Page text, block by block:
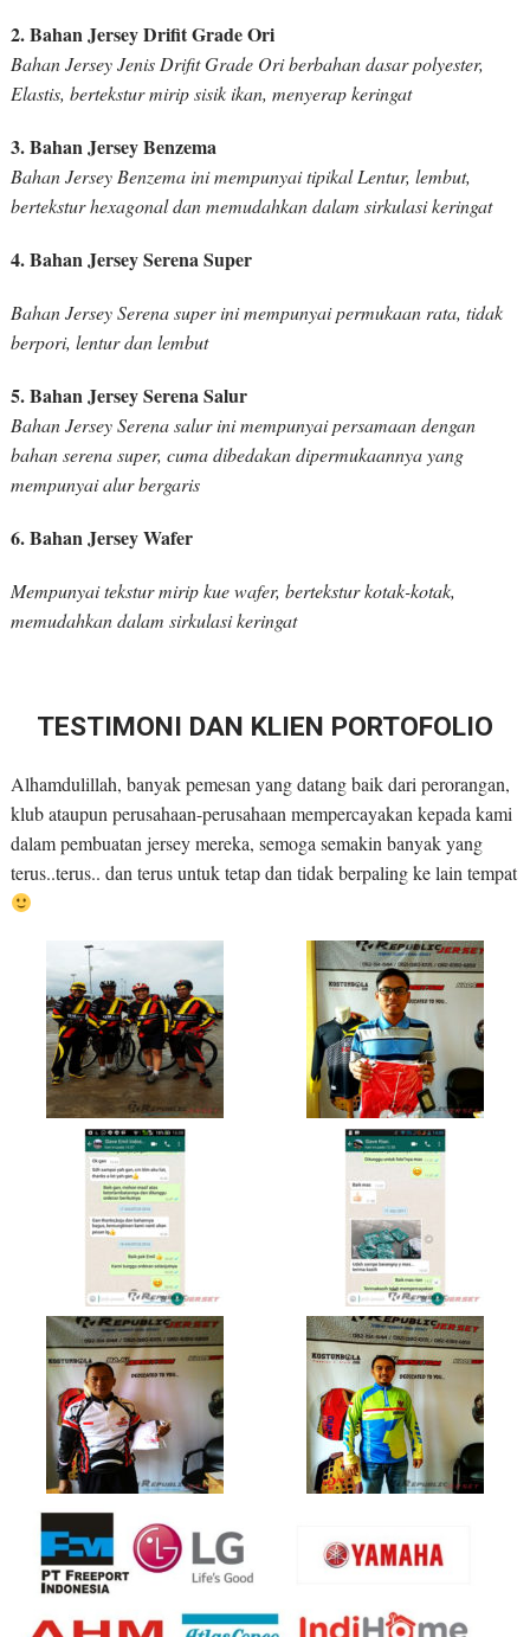
2. Bahan Jersey Drifit Grade Ori
Bahan Jersey Jenis Drifit Grade Ori berbahan dasar polyester,
Elastis, bertekstur mirip sisik ikan, menyerap keringat
3. Bahan Jersey Benzema
Bahan Jersey Benzema ini mempunyai tipikal Lentur, lembut,
bertekstur hexagonal dan memudahkan dalam sirkulasi keringat
4. Bahan Jersey Serena Super
Bahan Jersey Serena super ini mempunyai permukaan rata, tidak
berpori, lentur dan lembut
5. Bahan Jersey Serena Salur
Bahan Jersey Serena salur ini mempunyai persamaan dengan
bahan serena super, cuma dibedakan dipermukaannya yang
mempunyai alur bergaris
6. Bahan Jersey Wafer
Mempunyai tekstur mirip kue wafer, bertekstur kotak-kotak,
memudahkan dalam sirkulasi keringat
TESTIMONI DAN KLIEN PORTOFOLIO
Alhamdulillah, banyak pemesan yang datang baik dari perorangan,
klub ataupun perusahaan-perusahaan mempercayakan kepada kami
dalam pembuatan jersey mereka, semoga semakin banyak yang
terus..terus.. dan terus untuk tetap dan tidak berpaling ke lain tempat